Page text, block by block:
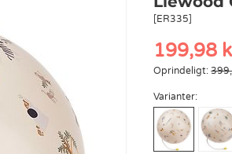
[ER335]
199,98
Oprindeligt:
Varianter: